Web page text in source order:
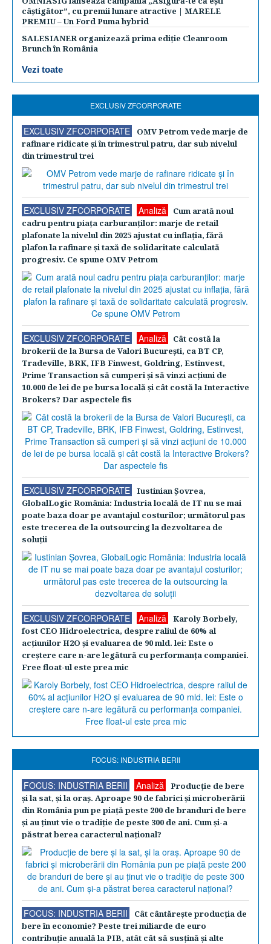
câștigător”, cu premii lunare atractive | MARELE
PREMIU – Un Ford Puma hybrid
SALESIANER organizează prima ediție Cleanroom
Brunch în România
Vezi toate
EXCLUSIV ZFCORPORATE
EXCLUSIV ZFCORPORATE
OMV Petrom vede marje de
rafinare ridicate şi în trimestrul patru, dar sub nivelul
din trimestrul trei
EXCLUSIV ZFCORPORATE Analiză
Cum arată noul
cadru pentru piaţa carburanţilor: marje de retail
plafonate la nivelul din 2025 ajustat cu inflaţia, fără
plafon la rafinare şi taxă de solidaritate calculată
progresiv. Ce spune OMV Petrom
EXCLUSIV ZFCORPORATE Analiză
Cât costă la
brokerii de la Bursa de Valori Bucureşti, ca BT CP,
Tradeville, BRK, IFB Finwest, Goldring, Estinvest,
Prime Transaction să cumperi şi să vinzi acţiuni de
10.000 de lei de pe bursa locală şi cât costă la Interactive
Brokers? Dar aspectele fis
EXCLUSIV ZFCORPORATE
Iustinian Şovrea,
GlobalLogic România: Industria locală de IT nu se mai
poate baza doar pe avantajul costurilor; următorul pas
este trecerea de la outsourcing la dezvoltarea de
soluţii
EXCLUSIV ZFCORPORATE Analiză
Karoly Borbely,
fost CEO Hidroelectrica, despre raliul de 60% al
acţiunilor H2O şi evaluarea de 90 mld. lei: Este o
creştere care n-are legătură cu performanţa companiei.
Free float-ul este prea mic
FOCUS: INDUSTRIA BERII
FOCUS: INDUSTRIA BERII Analiză
Producţie de bere
şi la sat, şi la oraş. Aproape 90 de fabrici şi microberării
din România pun pe piaţă peste 200 de branduri de bere
şi au ţinut vie o tradiţie de peste 300 de ani. Cum şi-a
păstrat berea caracterul naţional?
FOCUS: INDUSTRIA BERII
Cât cântăreşte producţia de
bere în economie? Peste trei miliarde de euro
contribuţie anuală la PIB, atât cât să susţină şi alte